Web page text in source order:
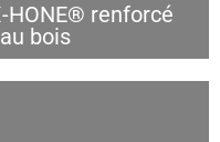
HONE® renforcé
bois